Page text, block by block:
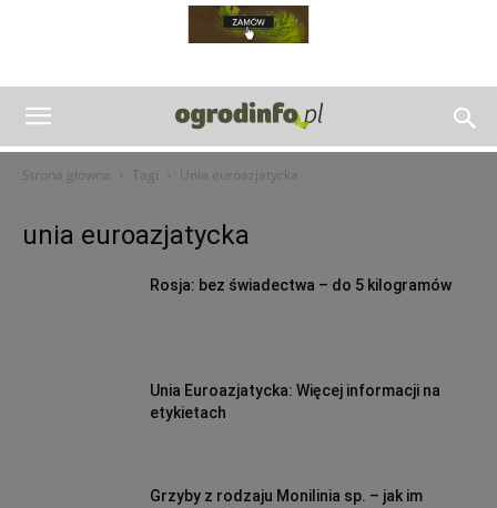
Strona główna Tagi Unia euroazjatycka
unia euroazjatycka
Rosja: bez świadectwa – do 5 kilogramów
Unia Euroazjatycka: Więcej informacji na
etykietach
Grzyby z rodzaju Monilinia sp. – jak im